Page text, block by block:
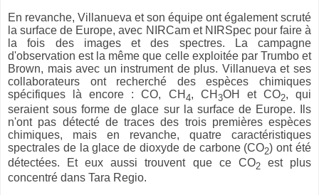
En revanche, Villanueva et son équipe ont également scruté
la surface de Europe, avec NIRCam et NIRSpec pour faire à
la fois des images et des spectres. La campagne
d'observation est la même que celle exploitée par Trumbo et
Brown, mais avec un instrument de plus. Villanueva et ses
collaborateurs ont recherché des espèces chimiques
spécifiques là encore : CO, CH 4, CH 3OH et CO2, qui
seraient sous forme de glace sur la surface de Europe. Ils
n'ont pas détecté de traces des trois premières espèces
chimiques, mais en revanche, quatre caractéristiques
spectrales de la glace de dioxyde de carbone (CO2) ont été
détectées. Et eux aussi trouvent que ce CO2est plus
concentré dans Tara Regio.